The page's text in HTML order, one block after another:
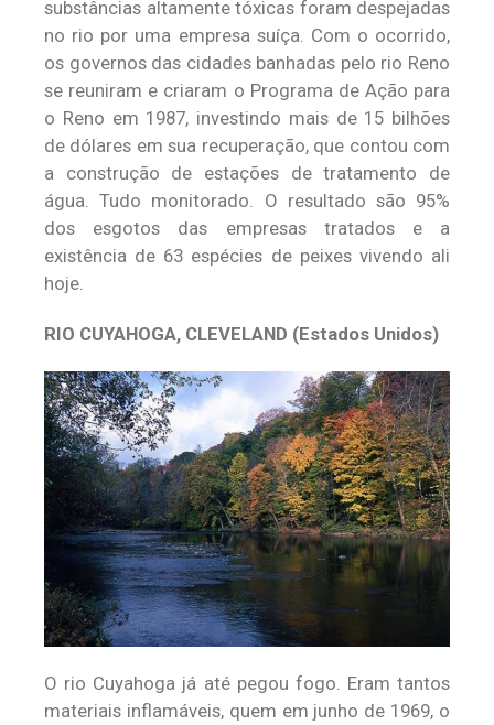
substâncias altamente tóxicas foram despejadas
no rio por uma empresa suíça. Com o ocorrido,
os governos das cidades banhadas pelo rio Reno
se reuniram e criaram o Programa de Ação para
o Reno em 1987, investindo mais de 15 bilhões
de dólares em sua recuperação, que contou com
a construção de estações de tratamento de
água. Tudo monitorado. O resultado são 95%
dos esgotos das empresas tratados e a
existência de 63 espécies de peixes vivendo ali
hoje.
RIO CUYAHOGA, CLEVELAND (Estados Unidos)
O rio Cuyahoga já até pegou fogo. Eram tantos
materiais inflamáveis, quem em junho de 1969, o